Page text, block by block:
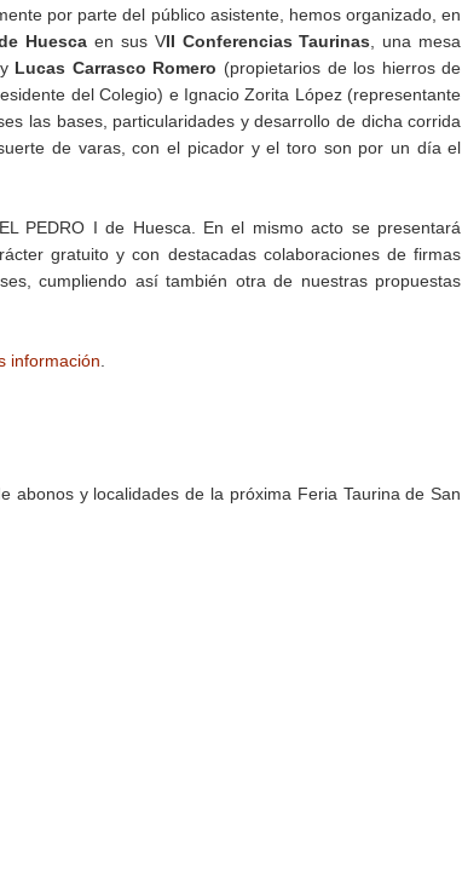
por parte del público asistente, hemos organizado, en
Huescaen sus VII Conferencias Taurinas , una mesa
Lucas Carrasco Romero (propietarios de los hierros de
del Colegio) e Ignacio Zorita López (representante
las bases, particularidades y desarrollo de dicha corrida
de varas, con el picador y el toro son por un día el
PEDRO I de Huesca. En el mismo acto se presentará
gratuito y con destacadas colaboraciones de firmas
cumpliendo así también otra de nuestras propuestas
información
abonos y localidades de la próxima Feria Taurina de San